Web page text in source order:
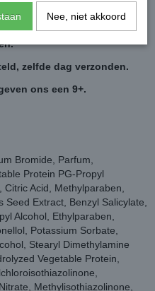
zelfde dag verzonden.
ons een 9+.
Bromide, Parfum,
Protein PG-Propyl
Acid, Methylparaben,
Extract, Benzyl Salicylate,
Alcohol, Ethylparaben,
Potassium Sorbate,
Stearyl Dimethylamine
Vegetable Protein,
Methylisothiazolinone,
Nee, niet akkoord